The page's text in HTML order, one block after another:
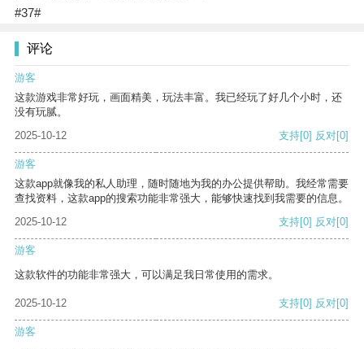
#37#
评论
游客
这款游戏非常好玩，画面精美，玩法丰富。我已经玩了好几个小时，还
没有玩腻。
2025-10-12
支持[0] 反对[0]
游客
这款app就像我的私人助理，随时随地为我的办公提供帮助。我经常需要
查找资料，这款app的搜索功能非常强大，能够快速找到我需要的信息。
2025-10-12
支持[0] 反对[0]
游客
这款软件的功能非常强大，可以满足我日常使用的需求。
2025-10-12 支持[0] 反对[0]
游客